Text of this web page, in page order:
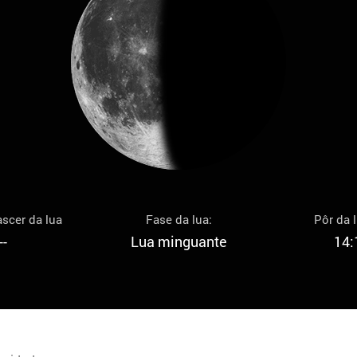
da lua Fase da lua:
Lua minguante
Pôr da